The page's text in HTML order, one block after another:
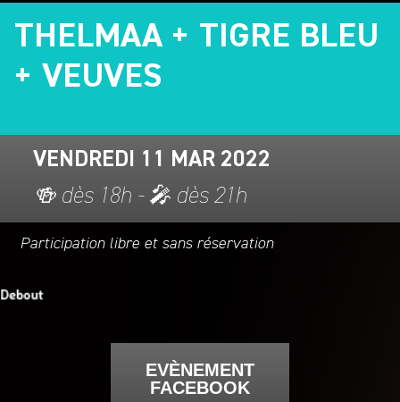
THELMAA + TIGRE BLEU
+ VEUVES
VENDREDI 11 MAR 2022
🍻 dès 18h - 🎤 dès 21h
Participation libre et sans réservation
EVÈNEMENT
FACEBOOK